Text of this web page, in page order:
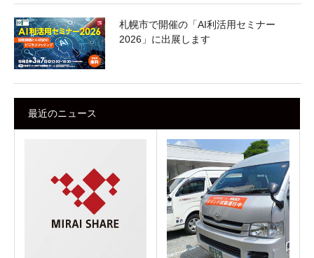
札幌市で開催の「AI利活用セミナー
2026」に出展します
最近のニュース